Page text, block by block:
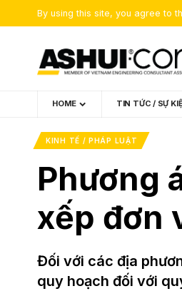
By using this site, you agree to
HOME TIN TỨC / SỰ
KINH TẾ / PHÁP LUẬT
Phương
xếp đơn
Đối với các địa
quy hoạch đối với